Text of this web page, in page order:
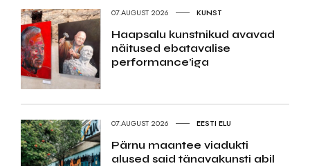
07.AUGUST 2026 KUNST
Haapsalu kunstnikud avavad
näitused ebatavalise
performance’iga
07.AUGUST 2026 EESTI ELU
Pärnu maantee viadukti
alused said tänavakunsti abil